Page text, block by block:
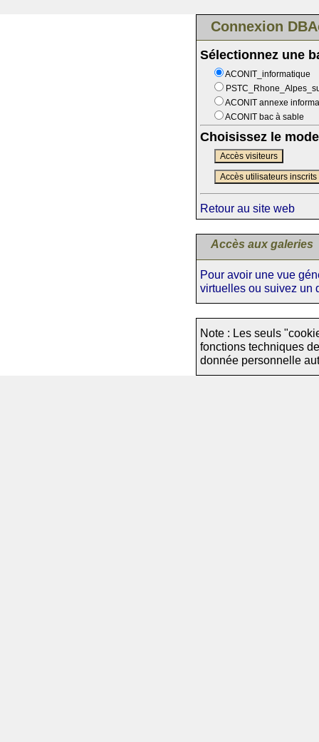
Connexion
Sélectionnez une
ACONIT_informatique
ACONIT annexe
ACONIT bac à sable
Choisissez le
Accès visiteurs
Accès utilisateurs inscrits
Retour au site web
Accès aux galeries
Pour avoir une vue
virtuelles ou suivez un
Note : Les seuls
fonctions techniques
donnée personnelle